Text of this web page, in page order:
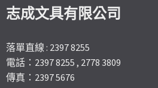
志成文具有限公司
落單直線 : 2397 8255
電話：2397 8255 , 2778 3809
傳真：2397 5676